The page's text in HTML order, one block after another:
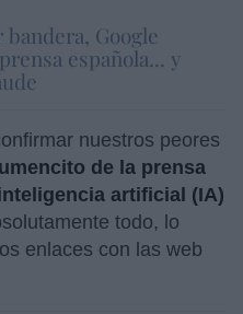
bandera, Google
española... y
nuestros peores
de la prensa
artificial (IA)
todo, lo
enlaces con las web